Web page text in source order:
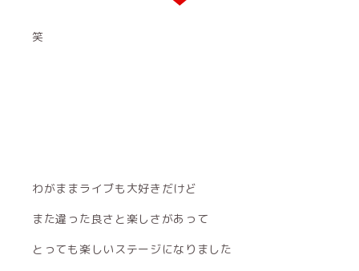
笑
わがままライブも大好きだけど
また違った良さと楽しさがあって
とっても楽しいステージになりました